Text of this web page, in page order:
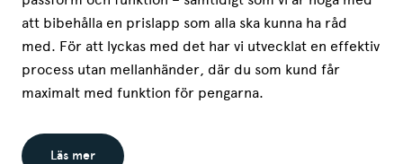
att bibehålla en prislapp som alla ska kunna ha råd
med. För att lyckas med det har vi utvecklat en effektiv
process utan mellanhänder, där du som kund får
maximalt med funktion för pengarna.
Läs mer